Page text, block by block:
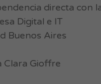
directa con
Digital e IT
Buenos Aires
Clara Gioffre